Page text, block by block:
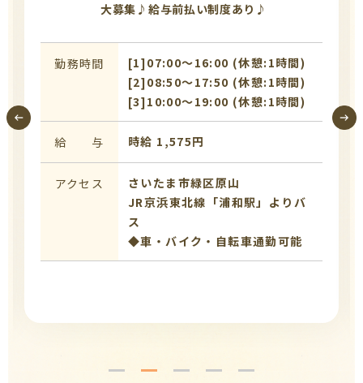
大募集♪給与前払い制度あり♪
勤務時間
[1]07:00〜16:00 (休憩:1時間)
[2]08:50〜17:50 (休憩:1時間)
[3]10:00〜19:00 (休憩:1時間)
給 与 時給 1,575円
アクセス
さいたま市緑区原山
JR京浜東北線「浦和駅」よりバ
ス
◆車・バイク・自転車通勤可能